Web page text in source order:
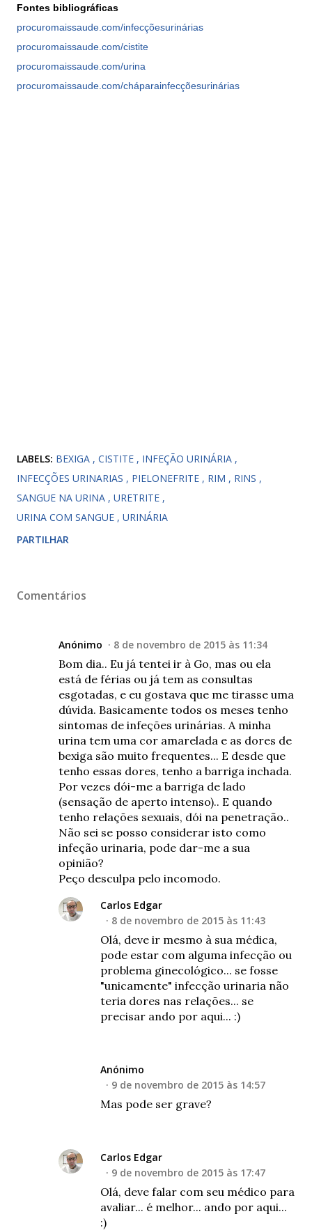
Fontes bibliográficas
procuromaissaude.com/infecçõesurinárias
procuromaissaude.com/cistite
procuromaissaude.com/urina
procuromaissaude.com/cháparainfecçõesurinárias
LABELS: BEXIGA CISTITE
INFEÇÃO URINÁRIA
INFECÇÕES URINARIAS
PIELONEFRITE RIM
RINS
SANGUE NA URINA
URETRITE
URINA COM SANGUE
URINÁRIA
PARTILHAR
Comentários
Anónimo 8 de novembro de 2015 às 11:34
Bom dia.. Eu já tentei ir à Go, mas ou ela
está de férias ou já tem as consultas
esgotadas, e eu gostava que me tirasse uma
dúvida. Basicamente todos os meses tenho
sintomas de infeções urinárias. A minha
urina tem uma cor amarelada e as dores de
bexiga são muito frequentes... E desde que
tenho essas dores, tenho a barriga inchada.
Por vezes dói-me a barriga de lado
(sensação de aperto intenso).. E quando
tenho relações sexuais, dói na penetração..
Não sei se posso considerar isto como
infeção urinaria, pode dar-me a sua
opinião?
Peço desculpa pelo incomodo.
Carlos Edgar
8 de novembro de 2015 às 11:43
Olá, deve ir mesmo à sua médica,
pode estar com alguma infecção ou
problema ginecológico... se fosse
"unicamente" infecção urinaria não
teria dores nas relações... se
precisar ando por aqui... :)
Anónimo
9 de novembro de 2015 às 14:57
Mas pode ser grave?
Carlos Edgar
9 de novembro de 2015 às 17:47
Olá, deve falar com seu médico para
avaliar... é melhor... ando por aqui...
:)